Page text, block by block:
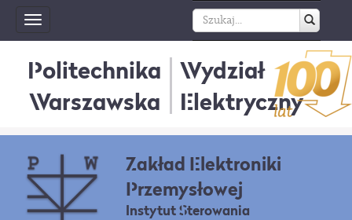
Toggle
navigation
Politechnika
Warszawska
Wydział
Elektryczny
Zakład Elektroniki
Przemysłowej
Instytut Sterowania